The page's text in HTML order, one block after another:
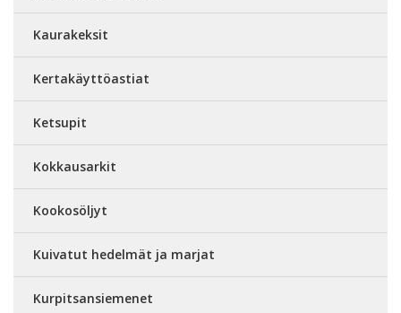
Kaurakeksit
Kertakäyttöastiat
Ketsupit
Kokkausarkit
Kookosöljyt
Kuivatut hedelmät ja marjat
Kurpitsansiemenet